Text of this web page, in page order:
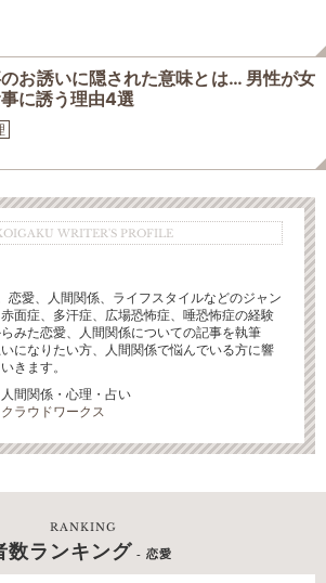
お誘いに隠された意味とは… 男性が女
に誘う理由4選
WRITER'S PROFILE
恋愛、人間関係、ライフスタイルなどのジャン
面症、多汗症、広場恐怖症、唾恐怖症の経験
みた恋愛、人間関係についての記事を執筆
になりたい方、人間関係で悩んでいる方に響
きます。
人間関係・心理・占い
クラウドワークス
RANKING
数ランキング - 恋愛